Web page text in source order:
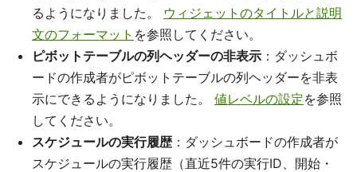
るようになりました。 ウィジェットのタイトルと説明
文のフォーマット を参照してください。
ピボットテーブルの列ヘッダーの非表示 ：ダッシュボ
ードの作成者がピボットテーブルの列ヘッダーを非表
示にできるようになりました。 値レベルの設定を参照
してください。
スケジュールの実行履歴：ダッシュボードの作成者が
スケジュールの実行履歴（直近5件の実行ID、開始・